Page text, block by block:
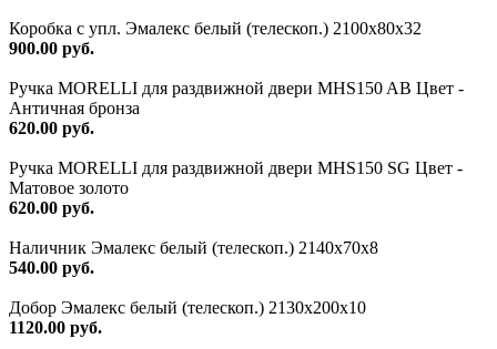
Коробка с упл. Эмалекс белый (телескоп.) 2100х80х32
900.00 руб.
Ручка MORELLI для раздвижной двери MHS150 AB Цвет -
Античная бронза
620.00 руб.
Ручка MORELLI для раздвижной двери MHS150 SG Цвет -
Матовое золото
620.00 руб.
Наличник Эмалекс белый (телескоп.) 2140x70x8
540.00 руб.
Добор Эмалекс белый (телескоп.) 2130х200х10
1120.00 руб.